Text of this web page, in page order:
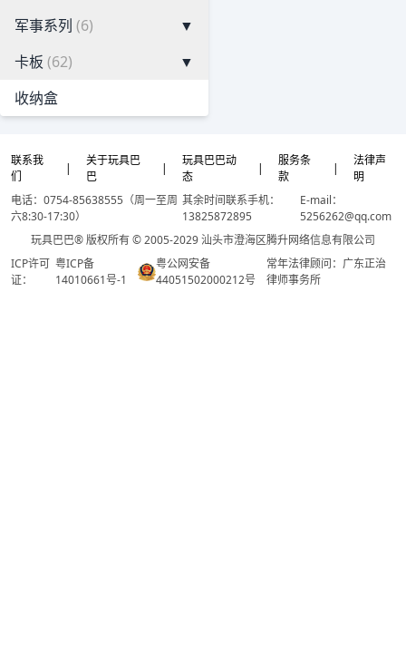
军事系列 (6)
▼
卡板 (62)
▼
收纳盒
联系我
们
|
关于玩具巴
巴
|
玩具巴巴动
态
|
服务条
款
|
法律声
明
电话：0754-85638555（周一至周
六8:30-17:30）
其余时间联系手机：
13825872895
E-mail：
5256262@qq.com
玩具巴巴® 版权所有 © 2005-2029 汕头市澄海区腾升网络信息有限公司
ICP许可
证：
粤ICP备
14010661号-1
粤公网安备
44051502000212号
常年法律顾问：广东正治
律师事务所